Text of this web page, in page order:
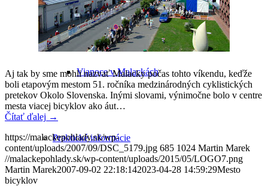
Dorozumiete sa v Malackách?
Vianoce v Malackách
Praktické informácie
Aj tak by sme mohli nazvať Malacky počas tohto víkendu, keďže
boli etapovým mestom 51. ročníka medzinárodných cyklistických
pretekov Okolo Slovenska. Inými slovami, výnimočne bolo v centre
mesta viacej bicyklov ako áut…
Čítať ďalej →
https://malackepohlady.sk/wp-
content/uploads/2007/09/DSC_5179.jpg 685 1024 Martin Marek
//malackepohlady.sk/wp-content/uploads/2015/05/LOGO7.png
Martin Marek2007-09-02 22:18:142023-04-28 14:59:29Mesto
bicyklov